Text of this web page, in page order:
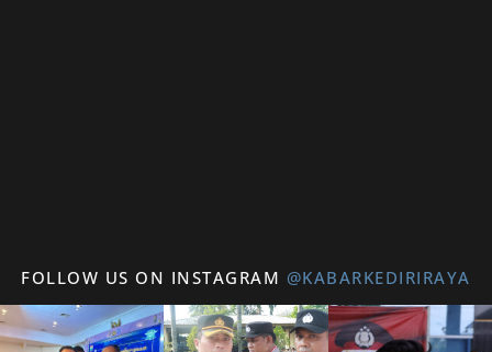
FOLLOW US ON INSTAGRAM @KABARKEDIRIRAYA